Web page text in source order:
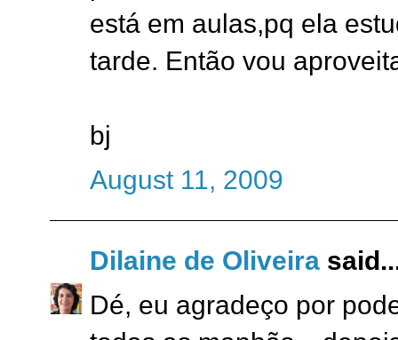
está em aulas,pq ela
tarde. Então vou
bj
August 11, 2009
Dilaine de Oliveira
Dé, eu agradeço por